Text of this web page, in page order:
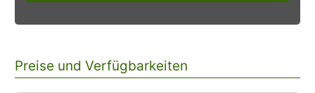
Preise und Verfügbarkeiten